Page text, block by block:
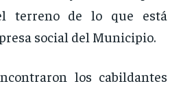
terreno de lo que está
social del Municipio.
los cabildantes